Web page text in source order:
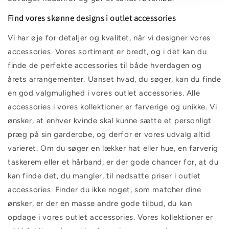
Find vores skønne designs i outlet accessories
Vi har øje for detaljer og kvalitet, når vi designer vores
accessories. Vores sortiment er bredt, og i det kan du
finde de perfekte accessories til både hverdagen og
årets arrangementer. Uanset hvad, du søger, kan du finde
en god valgmulighed i vores outlet accessories. Alle
accessories i vores kollektioner er farverige og unikke. Vi
ønsker, at enhver kvinde skal kunne sætte et personligt
præg på sin garderobe, og derfor er vores udvalg altid
varieret. Om du søger en lækker hat eller hue, en farverig
taskerem eller et hårband, er der gode chancer for, at du
kan finde det, du mangler, til nedsatte priser i outlet
accessories. Finder du ikke noget, som matcher dine
ønsker, er der en masse andre gode tilbud, du kan
opdage i vores outlet accessories. Vores kollektioner er